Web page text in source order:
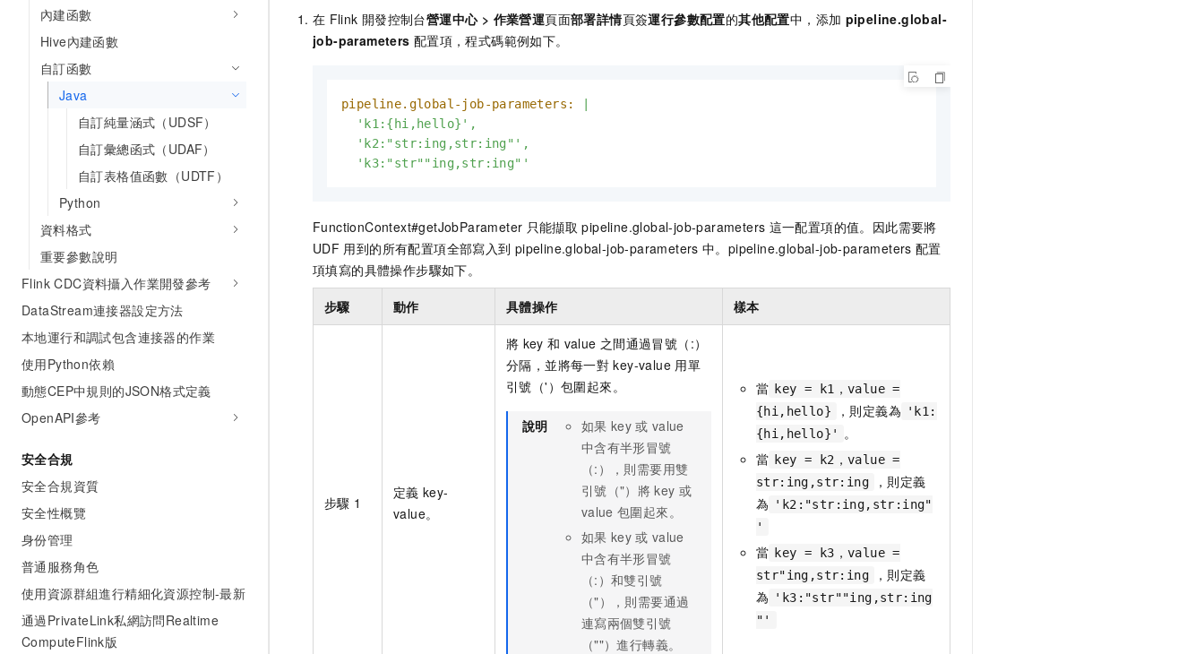
內建函數
Hive內建函數
自訂函數
Java
自訂純量涵式（UDSF）
自訂彙總函式（UDAF）
自訂表格值函數（UDTF）
Python
資料格式
重要參數說明
Flink CDC資料攝入作業開發參考
DataStream連接器設定方法
本地運行和調試包含連接器的作業
使用Python依賴
動態CEP中規則的JSON格式定義
OpenAPI參考
安全合規
安全合規資質
安全性概覽
身份管理
普通服務角色
使用資源群組進行精細化資源控制-最新
通過PrivateLink私網訪問Realtime
ComputeFlink版
在 Flink 開發控制台營運中心> 作業營運頁面部署詳情頁簽運行參數配置的其他配置中，添加 pipeline.global-
job-parameters 配置項，程式碼範例如下。
pipeline.global-job-parameters:
|
  'k1:{hi,hello}',
  'k2:"str:ing,str:ing"',
  'k3:"str""ing,str:ing"'
FunctionContext#getJobParameter 只能擷取 pipeline.global-job-parameters 這一配置項的值。因此需要將
UDF 用到的所有配置項全部寫入到 pipeline.global-job-parameters 中。pipeline.global-job-parameters 配置
項填寫的具體操作步驟如下。
步驟 動作 具體操作 樣本
步驟 1
定義 key-
value。
將 key 和 value 之間通過冒號（:）
分隔，並將每一對 key-value 用單
引號（'）包圍起來。
說明 如果 key 或 value
中含有半形冒號
（:），則需要用雙
引號（"）將 key 或
value 包圍起來。
如果 key 或 value
中含有半形冒號
（:）和雙引號
（"），則需要通過
連寫兩個雙引號
（""）進行轉義。
當 key = k1，value =
{hi,hello}
，則定義為
'k1:
{hi,hello}'
。
當 key = k2，value =
str:ing,str:ing
，則定義
為
'k2:"str:ing,str:ing"
'
當 key = k3，value =
str"ing,str:ing
，則定義
為
'k3:"str""ing,str:ing
"'